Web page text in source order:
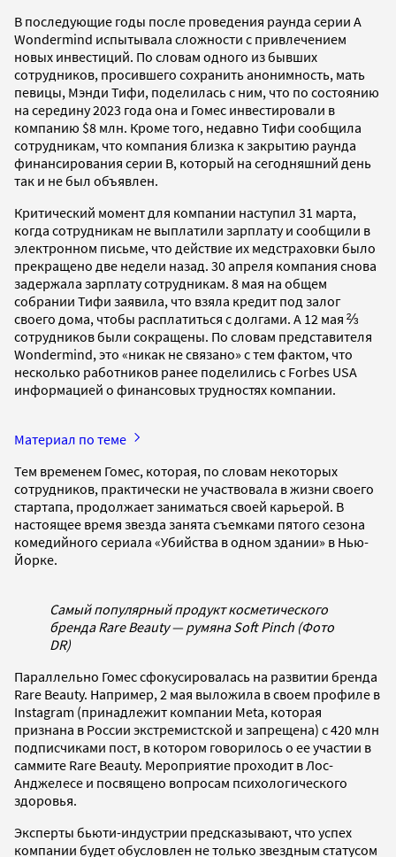
В последующие годы после проведения раунда серии А
Wondermind испытывала сложности с привлечением
новых инвестиций. По словам одного из бывших
сотрудников, просившего сохранить анонимность, мать
певицы, Мэнди Тифи, поделилась с ним, что по состоянию
на середину 2023 года она и Гомес инвестировали в
компанию $8 млн. Кроме того, недавно Тифи сообщила
сотрудникам, что компания близка к закрытию раунда
финансирования серии B, который на сегодняшний день
так и не был объявлен.
Критический момент для компании наступил 31 марта,
когда сотрудникам не выплатили зарплату и сообщили в
электронном письме, что действие их медстраховки было
прекращено две недели назад. 30 апреля компания снова
задержала зарплату сотрудникам. 8 мая на общем
собрании Тифи заявила, что взяла кредит под залог
своего дома, чтобы расплатиться с долгами. А 12 мая ⅔
сотрудников были сокращены. По словам представителя
Wondermind, это «никак не связано» с тем фактом, что
несколько работников ранее поделились с Forbes USA
информацией о финансовых трудностях компании.
Материал по теме
Тем временем Гомес, которая, по словам некоторых
сотрудников, практически не участвовала в жизни своего
стартапа, продолжает заниматься своей карьерой. В
настоящее время звезда занята съемками пятого сезона
комедийного сериала «Убийства в одном здании» в Нью-
Йорке.
Самый популярный продукт косметического
бренда Rare Beauty — румяна Soft Pinch (Фото
DR)
Параллельно Гомес сфокусировалась на развитии бренда
Rare Beauty. Например, 2 мая выложила в своем профиле в
Instagram (принадлежит компании Meta, которая
признана в России экстремистской и запрещена) с 420 млн
подписчиками пост, в котором говорилось о ее участии в
саммите Rare Beauty. Мероприятие проходит в Лос-
Анджелесе и посвящено вопросам психологического
здоровья.
Эксперты бьюти-индустрии предсказывают, что успех
компании будет обусловлен не только звездным статусом